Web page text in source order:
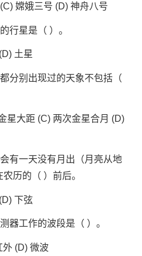
嫦娥三号 (D) 神舟八号
行星是（ ）。
土星
分别出现过的天象不包括（
星大距 (C) 两次金星合月 (D)
有一天没有月出（月亮从地
历的（ ）前后。
下弦
器工作的波段是（ ）。
外 (D) 微波